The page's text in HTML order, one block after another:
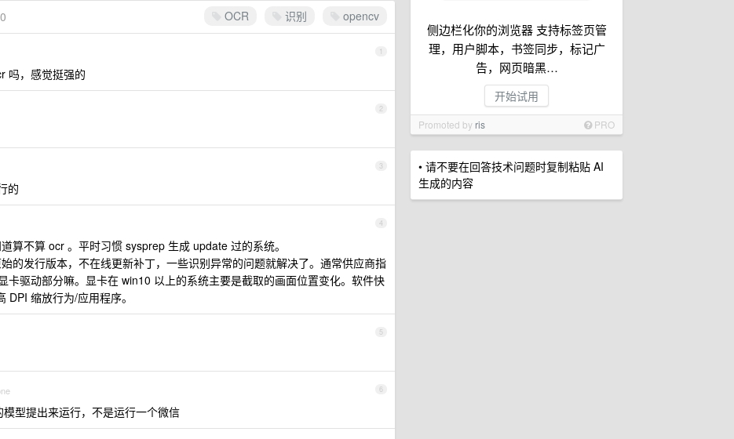
侧边栏化你的浏览器 支持标签页管
理，用户脚本，书签同步，标记广
告，网页暗黑…
开始试用
Promoted by ris PRO
• 请不要在回答技术问题时复制粘贴 AI
生成的内容
OCR 识别 opencv
1
吗，感觉挺强的
2
3
的
4
算不算 ocr 。平时习惯 sysprep 生成 update 过的系统。
的发行版本，不在线更新补丁，一些识别异常的问题就解决了。通常供应商指
卡驱动部分嘛。显卡在 win10 以上的系统主要是截取的画面位置变化。软件快
缩放行为/应用程序。
5
6
型提出来运行，不是运行一个微信